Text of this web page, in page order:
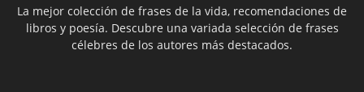
La mejor colección de frases de la vida, recomendaciones de
libros y poesía. Descubre una variada selección de frases
célebres de los autores más destacados.